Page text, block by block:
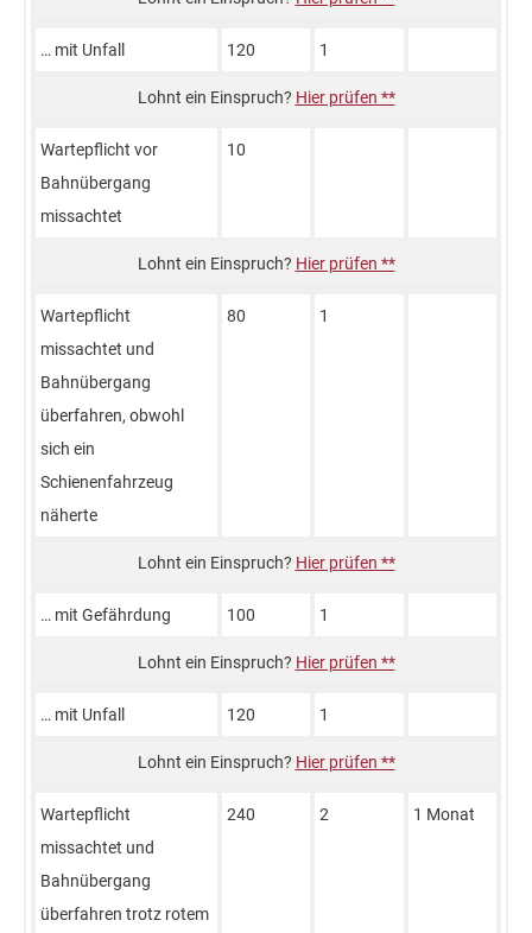
… mit Unfall 120 1
Hier prüfen **
Wartepflicht vor
Bahnübergang
missachtet
10
Hier prüfen **
Wartepflicht
missachtet und
Bahnübergang
überfahren, obwohl
sich ein
Schienenfahrzeug
näherte
80 1
Hier prüfen **
… mit Gefährdung 100 1
Hier prüfen **
… mit Unfall 120 1
Hier prüfen **
Wartepflicht
missachtet und
Bahnübergang
überfahren trotz rotem
240 2 1 Monat